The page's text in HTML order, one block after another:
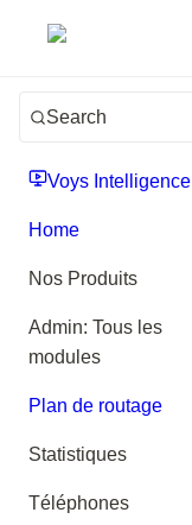
Search
Voys Intelligence
Home
Nos Produits
Admin: Tous les
modules
Plan de routage
Statistiques
Téléphones